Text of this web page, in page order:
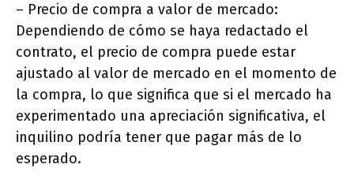
– Precio de compra a valor de mercado:
Dependiendo de cómo se haya redactado el
contrato, el precio de compra puede estar
ajustado al valor de mercado en el momento de
la compra, lo que significa que si el mercado ha
experimentado una apreciación significativa, el
inquilino podría tener que pagar más de lo
esperado.